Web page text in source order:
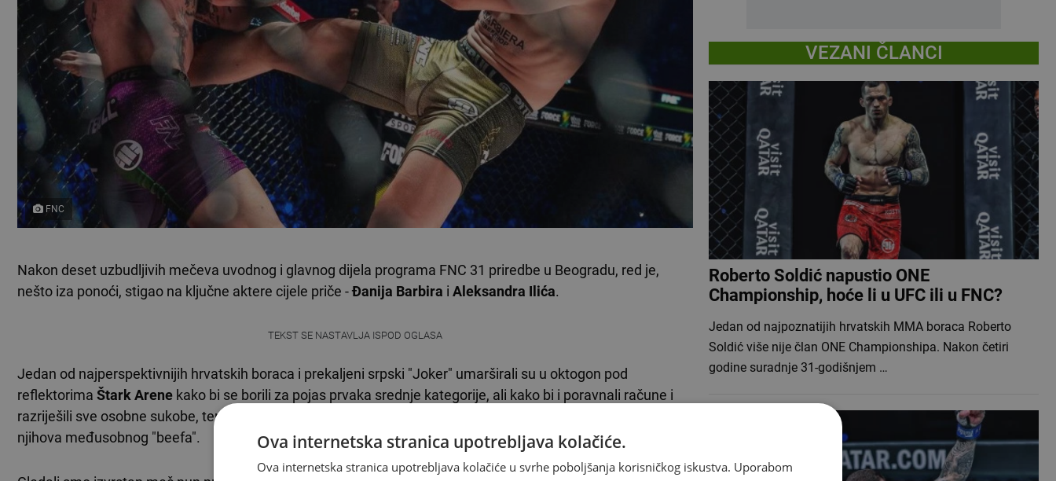
FNC
Nakon deset uzbudljivih mečeva uvodnog i glavnog dijela programa FNC 31 priredbe u Beogradu, red je,
nešto iza ponoći, stigao na ključne aktere cijele priče -Đanija Barbira i Aleksandra Ilića.
TEKST SE NASTAVLJA ISPOD OGLASA
Jedan od najperspektivnijih hrvatskih boraca i prekaljeni srpski "Joker" umarširali su u oktogon pod
reflektorima Štark Arene kako bi se borili za pojas prvaka srednje kategorije, ali kako bi i poravnali račune i
razriješili sve osobne sukobe, tenzije i netrpeljivost koji su se akumulirali tijekom posljednjih pet godina
njihova međusobnog "beefa".
VEZANI ČLANCI
Roberto Soldić napustio ONE
Championship, hoće li u UFC ili u FNC?
Jedan od najpoznatijih hrvatskih MMA boraca Roberto
Soldić više nije član ONE Championshipa. Nakon četiri
godine suradnje 31-godišnjem …
Ova internetska stranica upotrebljava kolačiće.
Ova internetska stranica upotrebljava kolačiće u svrhe poboljšanja korisničkog iskustva. Uporabom